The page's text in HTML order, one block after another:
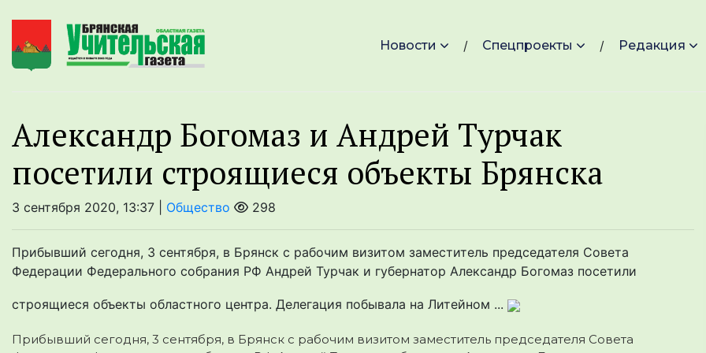
Новости Спецпроекты Редакция
Александр Богомаз и Андрей Турчак
посетили строящиеся объекты Брянска
3 сентября 2020, 13:37 | Общество 298
Прибывший сегодня, 3 сентября, в Брянск с рабочим визитом заместитель председателя Совета
Федерации Федерального собрания РФ Андрей Турчак и губернатор Александр Богомаз посетили
строящиеся объекты областного центра. Делегация побывала на Литейном ...
Прибывший сегодня, 3 сентября, в Брянск с рабочим визитом заместитель председателя Совета